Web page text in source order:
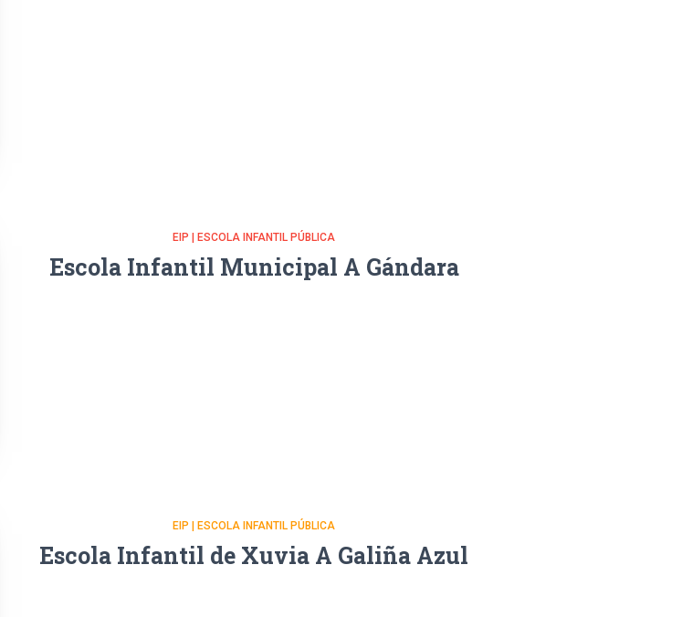
EIP | ESCOLA INFANTIL PÚBLICA
Escola Infantil Municipal A Gándara
EIP | ESCOLA INFANTIL PÚBLICA
Escola Infantil de Xuvia A Galiña Azul